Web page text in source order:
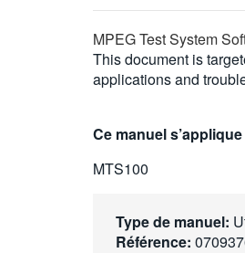
MPEG Test System
This document is
applications and
Ce manuel s’applique
MTS100
Type de manuel:
Référence: